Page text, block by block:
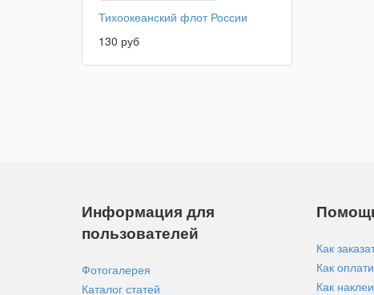
Тихоокеанский флот России
130 руб
Информация для
пользователей
Фотогалерея
Каталог статей
Как
Как
Как